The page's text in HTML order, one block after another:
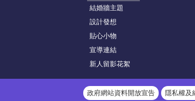
結婚牆主題
設計發想
貼心小物
宣導連結
新人留影花絮
政府網站資料開放宣告 隱私權及